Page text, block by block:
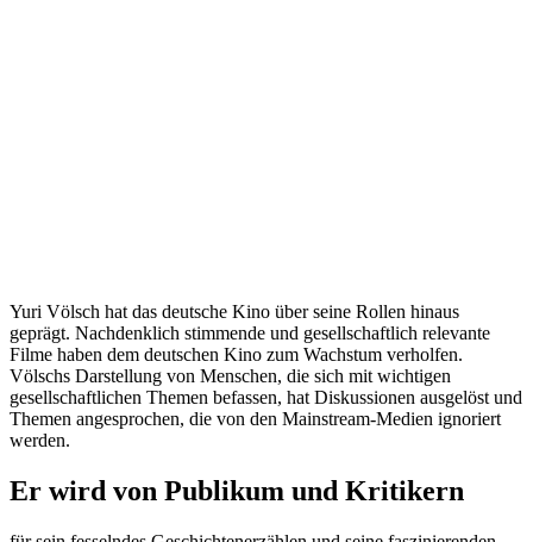
Yuri Völsch hat das deutsche Kino über seine Rollen hinaus
geprägt. Nachdenklich stimmende und gesellschaftlich relevante
Filme haben dem deutschen Kino zum Wachstum verholfen.
Völschs Darstellung von Menschen, die sich mit wichtigen
gesellschaftlichen Themen befassen, hat Diskussionen ausgelöst und
Themen angesprochen, die von den Mainstream-Medien ignoriert
werden.
Er wird von Publikum und Kritikern